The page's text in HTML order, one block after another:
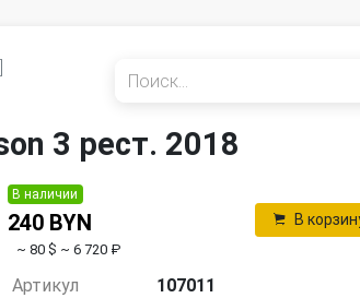
3 рест. 2018
В наличии
240 BYN
~ 80 $ ~ 6 720 ₽
В
Артикул
107011